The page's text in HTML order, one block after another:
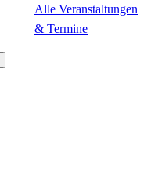
Alle Veranstaltungen
& Termine